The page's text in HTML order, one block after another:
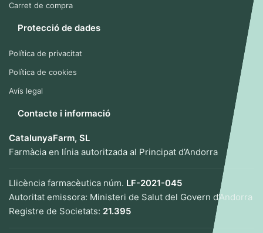
Carret de compra
Protecció de dades
Política de privacitat
Política de cookies
Avís legal
Contacte i informació
CatalunyaFarm, SL
Farmàcia en línia autoritzada al Principat d’Andorra
Llicència farmacèutica núm. LF-2021-045
Autoritat emissora: Ministeri de Salut del Govern d’Andorra
Registre de Societats: 21.395